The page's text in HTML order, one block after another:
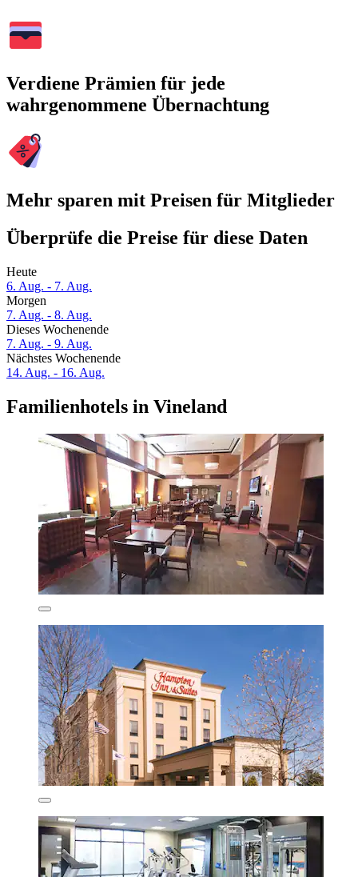
Verdiene Prämien für jede
wahrgenommene Übernachtung
Mehr sparen mit Preisen für Mitglieder
Überprüfe die Preise für diese Daten
Heute
6. Aug. - 7. Aug.
Morgen
7. Aug. - 8. Aug.
Dieses Wochenende
7. Aug. - 9. Aug.
Nächstes Wochenende
14. Aug. - 16. Aug.
Familienhotels in Vineland